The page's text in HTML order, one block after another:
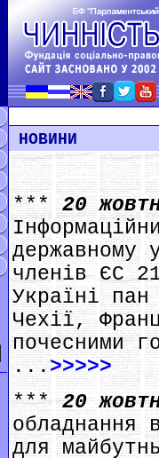
НОВИНИ
***20
державному
членів ЄС
Україні
Чехії,
почесними
...>>>>>
***20
обладнання
для